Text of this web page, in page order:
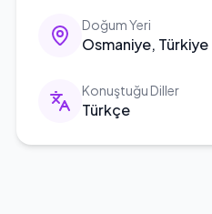
Doğum Yeri
Osmaniye, Türkiye
Konuştuğu Diller
Türkçe